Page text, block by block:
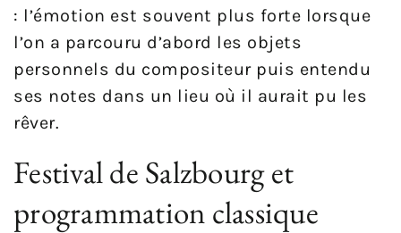
: l’émotion est souvent plus forte lorsque
l’on a parcouru d’abord les objets
personnels du compositeur puis entendu
ses notes dans un lieu où il aurait pu les
rêver.
Festival de Salzbourg et
programmation classique